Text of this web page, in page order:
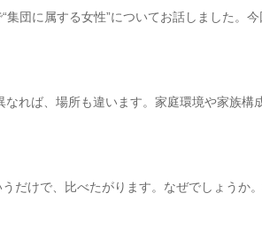
集団に属する女性”についてお話しました。
れば、場所も違います。家庭環境や家族構
だけで、比べたがります。なぜでしょうか